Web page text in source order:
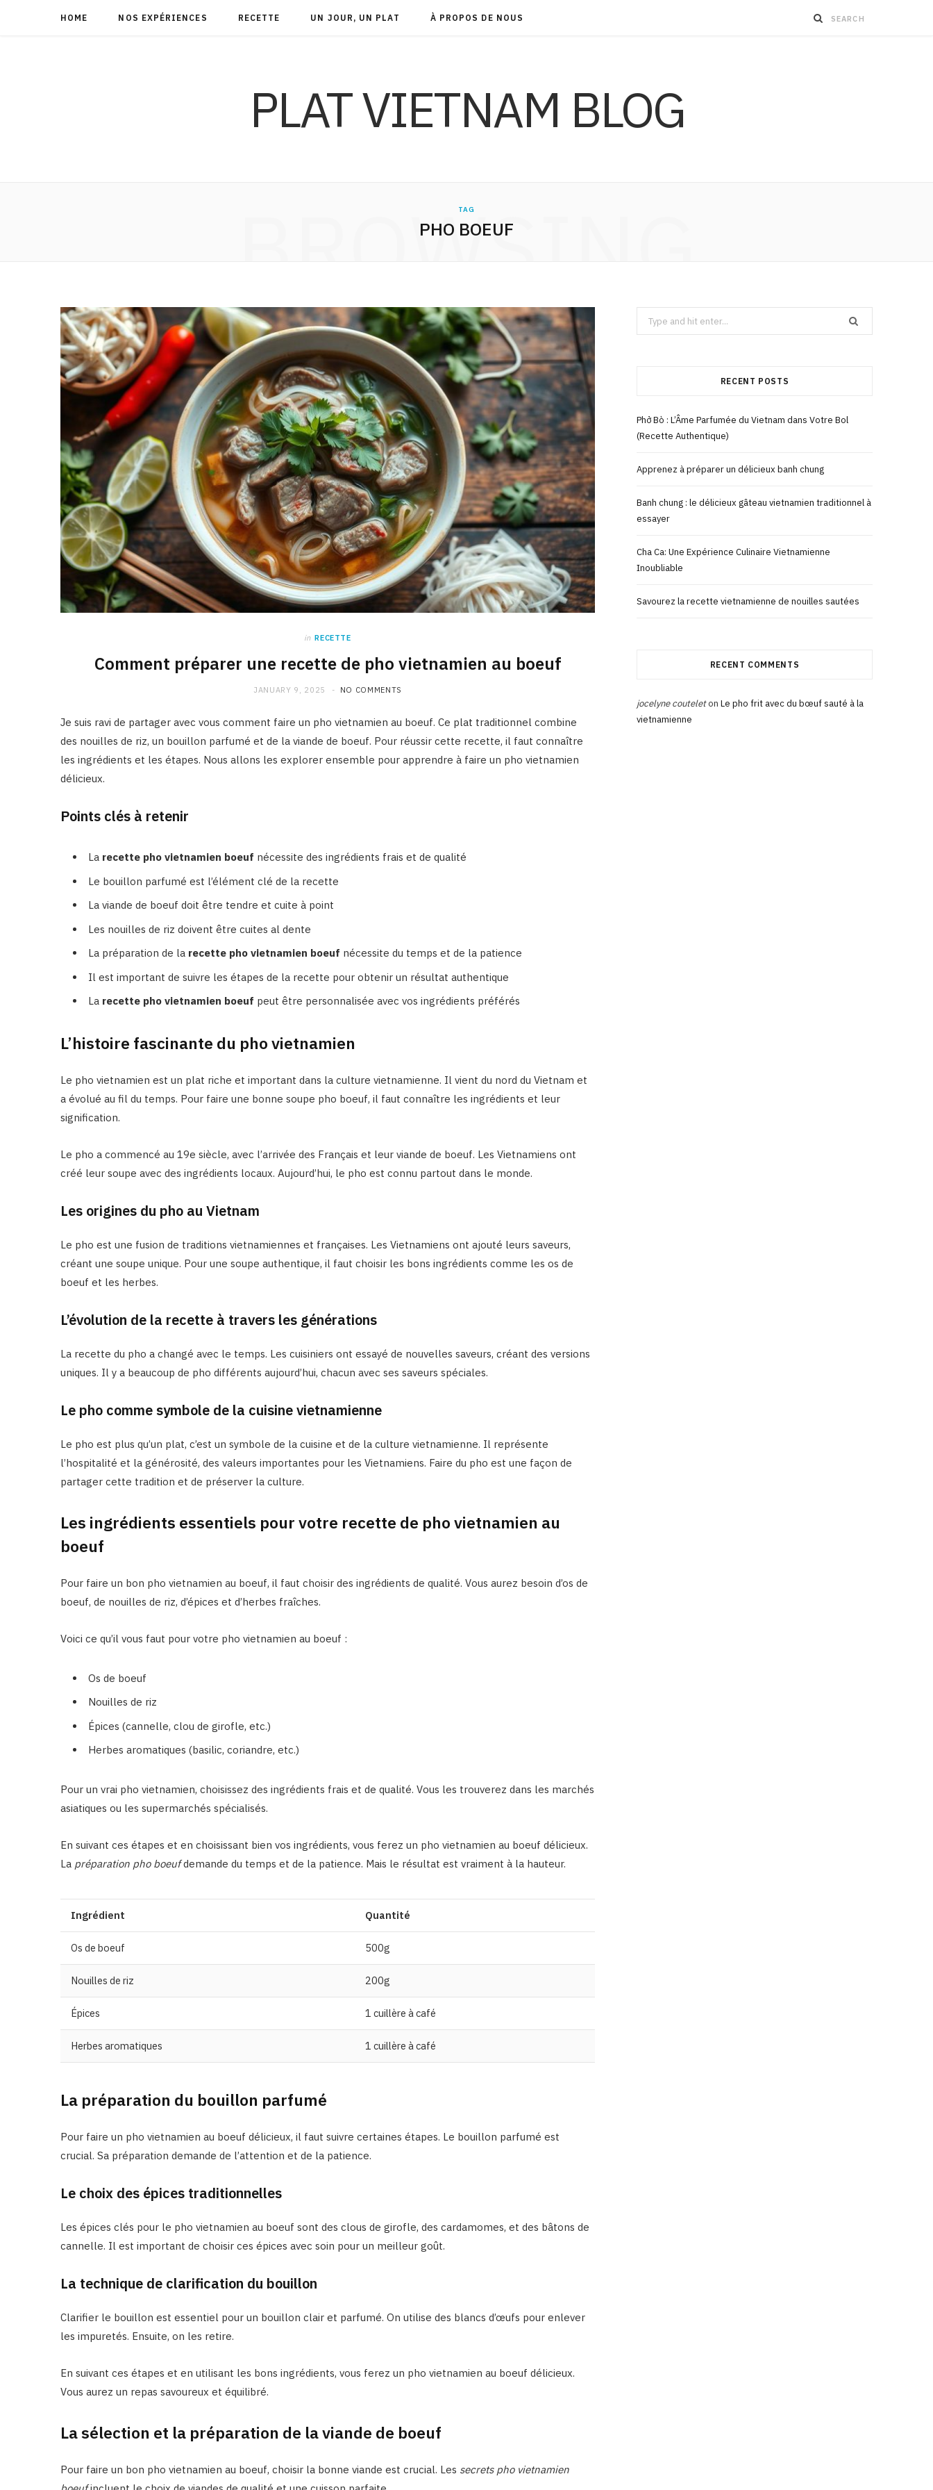
HOME NOS EXPÉRIENCES RECETTE UN JOUR, UN PLAT À PROPOS DE NOUS
PLAT VIETNAM BLOG
TAG
PHO BOEUF
BROWSING
in RECETTE
Comment préparer une recette de pho vietnamien au boeuf
JANUARY 9, 2025 NO COMMENTS
Je suis ravi de partager avec vous comment faire un pho vietnamien au boeuf. Ce plat traditionnel combine
des nouilles de riz, un bouillon parfumé et de la viande de boeuf. Pour réussir cette recette, il faut connaître
les ingrédients et les étapes. Nous allons les explorer ensemble pour apprendre à faire un pho vietnamien
délicieux.
Points clés à retenir
La recette pho vietnamien boeuf nécessite des ingrédients frais et de qualité
Le bouillon parfumé est l’élément clé de la recette
La viande de boeuf doit être tendre et cuite à point
Les nouilles de riz doivent être cuites al dente
La préparation de la recette pho vietnamien boeuf nécessite du temps et de la patience
Il est important de suivre les étapes de la recette pour obtenir un résultat authentique
La recette pho vietnamien boeuf peut être personnalisée avec vos ingrédients préférés
L’histoire fascinante du pho vietnamien
Le pho vietnamien est un plat riche et important dans la culture vietnamienne. Il vient du nord du Vietnam et
a évolué au fil du temps. Pour faire une bonne soupe pho boeuf, il faut connaître les ingrédients et leur
signification.
Le pho a commencé au 19e siècle, avec l’arrivée des Français et leur viande de boeuf. Les Vietnamiens ont
créé leur soupe avec des ingrédients locaux. Aujourd’hui, le pho est connu partout dans le monde.
Les origines du pho au Vietnam
Le pho est une fusion de traditions vietnamiennes et françaises. Les Vietnamiens ont ajouté leurs saveurs,
créant une soupe unique. Pour une soupe authentique, il faut choisir les bons ingrédients comme les os de
boeuf et les herbes.
L’évolution de la recette à travers les générations
La recette du pho a changé avec le temps. Les cuisiniers ont essayé de nouvelles saveurs, créant des versions
uniques. Il y a beaucoup de pho différents aujourd’hui, chacun avec ses saveurs spéciales.
Le pho comme symbole de la cuisine vietnamienne
Le pho est plus qu’un plat, c’est un symbole de la cuisine et de la culture vietnamienne. Il représente
l’hospitalité et la générosité, des valeurs importantes pour les Vietnamiens. Faire du pho est une façon de
partager cette tradition et de préserver la culture.
Les ingrédients essentiels pour votre recette de pho vietnamien au
boeuf
Pour faire un bon pho vietnamien au boeuf, il faut choisir des ingrédients de qualité. Vous aurez besoin d’os de
boeuf, de nouilles de riz, d’épices et d’herbes fraîches.
Voici ce qu’il vous faut pour votre pho vietnamien au boeuf :
Os de boeuf
Nouilles de riz
Épices (cannelle, clou de girofle, etc.)
Herbes aromatiques (basilic, coriandre, etc.)
Pour un vrai pho vietnamien, choisissez des ingrédients frais et de qualité. Vous les trouverez dans les marchés
asiatiques ou les supermarchés spécialisés.
En suivant ces étapes et en choisissant bien vos ingrédients, vous ferez un pho vietnamien au boeuf délicieux.
La préparation pho boeufdemande du temps et de la patience. Mais le résultat est vraiment à la hauteur.
Ingrédient Quantité
Os de boeuf 500g
Nouilles de riz 200g
Épices 1 cuillère à café
Herbes aromatiques 1 cuillère à café
La préparation du bouillon parfumé
Pour faire un pho vietnamien au boeuf délicieux, il faut suivre certaines étapes. Le bouillon parfumé est
crucial. Sa préparation demande de l’attention et de la patience.
Le choix des épices traditionnelles
Les épices clés pour le pho vietnamien au boeuf sont des clous de girofle, des cardamomes, et des bâtons de
cannelle. Il est important de choisir ces épices avec soin pour un meilleur goût.
La technique de clarification du bouillon
Clarifier le bouillon est essentiel pour un bouillon clair et parfumé. On utilise des blancs d’œufs pour enlever
les impuretés. Ensuite, on les retire.
En suivant ces étapes et en utilisant les bons ingrédients, vous ferez un pho vietnamien au boeuf délicieux.
Vous aurez un repas savoureux et équilibré.
La sélection et la préparation de la viande de boeuf
Pour faire un bon pho vietnamien au boeuf, choisir la bonne viande est crucial. Les secrets pho vietnamien
Search
for:
RECENT POSTS
Phở Bò : L’Âme Parfumée du Vietnam dans Votre Bol
(Recette Authentique)
Apprenez à préparer un délicieux banh chung
Banh chung : le délicieux gâteau vietnamien traditionnel à
essayer
Cha Ca: Une Expérience Culinaire Vietnamienne
Inoubliable
Savourez la recette vietnamienne de nouilles sautées
RECENT COMMENTS
jocelyne couteleton Le pho frit avec du bœuf sauté à la
vietnamienne